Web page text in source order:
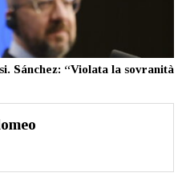
Sánchez: “Violata la sovranità